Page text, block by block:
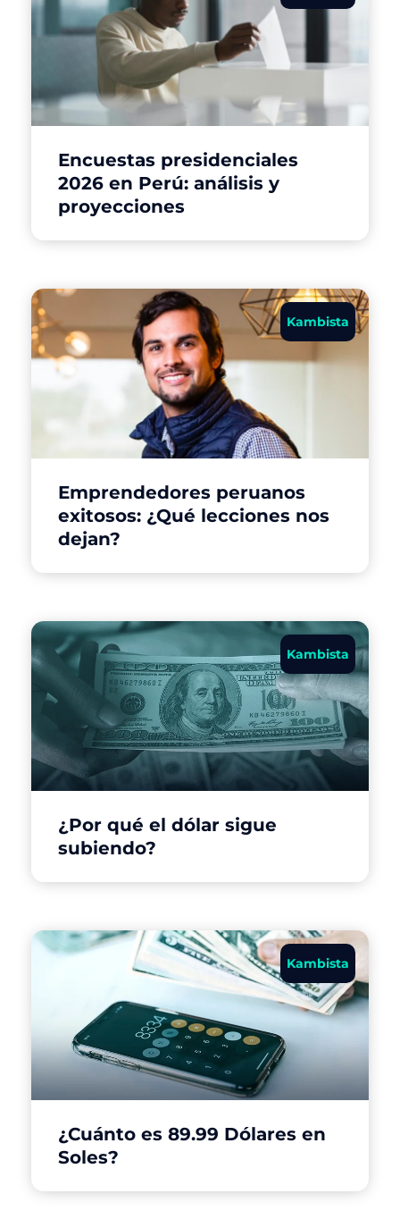
Encuestas presidenciales
2026 en Perú: análisis y
proyecciones
Kambista
Emprendedores peruanos
exitosos: ¿Qué lecciones nos
dejan?
Kambista
¿Por qué el dólar sigue
subiendo?
Kambista
¿Cuánto es 89.99 Dólares en
Soles?